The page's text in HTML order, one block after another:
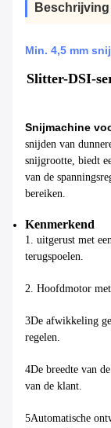
Beschrijving
Min. 4,5 mm
Slitter-DSI-
Snijmachine
snijden van
snijgrootte, biedt
van de
bereiken.
Kenmerkend
1. uitgerust met
terugspoelen.
2. Hoofdmotor
3De afwikkeling
regelen.
4De breedte van
van de klant.
5Automatische